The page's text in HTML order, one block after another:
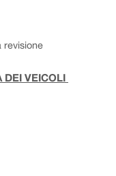
revisione
DEI VEICOLI